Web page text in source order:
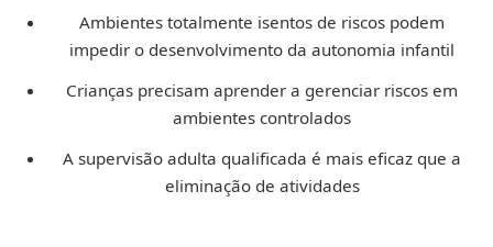
Ambientes totalmente isentos de riscos podem
impedir o desenvolvimento da autonomia infantil
Crianças precisam aprender a gerenciar riscos em
ambientes controlados
A supervisão adulta qualificada é mais eficaz que a
eliminação de atividades